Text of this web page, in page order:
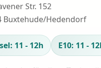
Str. 152
Buxtehude/Hedendorf
11 - 12h E10: 11 -